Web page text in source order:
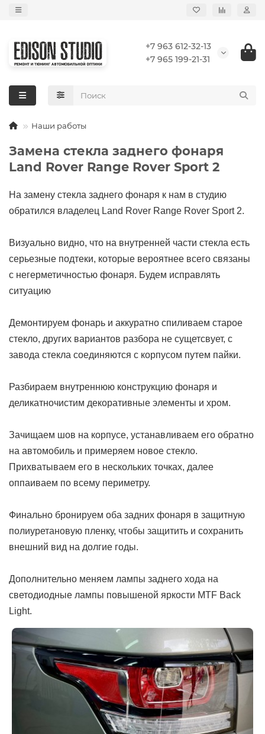
+7 963 612-32-13
+7 965 199-21-31
Наши работы
Замена стекла заднего фонаря
Land Rover Range Rover Sport 2
На замену стекла заднего фонаря к нам в студию
обратился владелец Land Rover Range Rover Sport 2.
Визуально видно, что на внутренней части стекла есть
серьезные подтеки, которые вероятнее всего связаны
с негерметичностью фонаря. Будем исправлять
ситуацию
Демонтируем фонарь и аккуратно спиливаем старое
стекло, других вариантов разбора не сущетсвует, с
завода стекла соединяются с корпусом путем пайки.
Разбираем внутреннюю конструкцию фонаря и
деликатночистим декоративные элементы и хром.
Зачищаем шов на корпусе, устанавливаем его обратно
на автомобиль и примеряем новое стекло.
Прихватываем его в нескольких точках, далее
оппаиваем по всему периметру.
Финально бронируем оба задних фонаря в защитную
полиуретановую пленку, чтобы защитить и сохранить
внешний вид на долгие годы.
Дополнительно меняем лампы заднего хода на
светодиодные лампы повышеной яркости MTF Back
Light.